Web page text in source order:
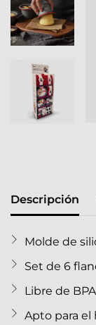
Descripción
Molde de
Set de 6
Libre de
Apto para el